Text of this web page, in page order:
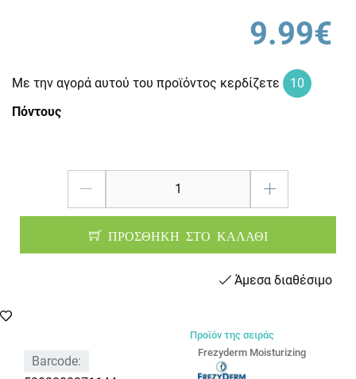
9.99€
Με την αγορά αυτού του προϊόντος κερδίζετε
10
Πόντους
ΠΡΟΣΘΗΚΗ ΣΤΟ ΚΑΛΑΘΙ
Άμεσα διαθέσιμο
Barcode:
Προϊόν της σειράς
Frezyderm Moisturizing